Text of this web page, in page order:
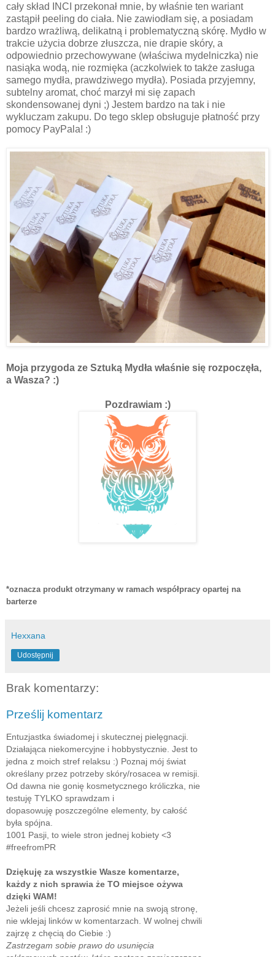
cały skład INCI przekonał mnie, by właśnie ten wariant
zastąpił peeling do ciała. Nie zawiodłam się, a posiadam
bardzo wrażliwą, delikatną i problematyczną skórę. Mydło w
trakcie użycia dobrze złuszcza, nie drapie skóry, a
odpowiednio przechowywane (właściwa mydelniczka) nie
nasiąka wodą, nie rozmięka (aczkolwiek to także zasługa
samego mydła, prawdziwego mydła). Posiada przyjemny,
subtelny aromat, choć marzył mi się zapach
skondensowanej dyni ;) Jestem bardzo na tak i nie
wykluczam zakupu. Do tego sklep obsługuje płatność przy
pomocy PayPala! :)
Moja przygoda ze Sztuką Mydła właśnie się rozpoczęła,
a Wasza? :)
Pozdrawiam :)
*oznacza produkt otrzymany w ramach współpracy opartej na
barterze
Hexxana
Udostępnij
Brak komentarzy:
Prześlij komentarz
Entuzjastka świadomej i skutecznej pielęgnacji.
Działająca niekomercyjne i hobbystycznie. Jest to
jedna z moich stref relaksu :) Poznaj mój świat
określany przez potrzeby skóry/rosacea w remisji.
Od dawna nie gonię kosmetycznego króliczka, nie
testuję TYLKO sprawdzam i
dopasowuję poszczególne elementy, by całość
była spójna.
1001 Pasji, to wiele stron jednej kobiety <3
#freefromPR
Dziękuję za wszystkie Wasze komentarze,
każdy z nich sprawia że TO miejsce ożywa
dzięki WAM!
Jeżeli jeśli chcesz zaprosić mnie na swoją stronę,
nie wklejaj linków w komentarzach. W wolnej chwili
zajrzę z chęcią do Ciebie :)
Zastrzegam sobie prawo do usunięcia